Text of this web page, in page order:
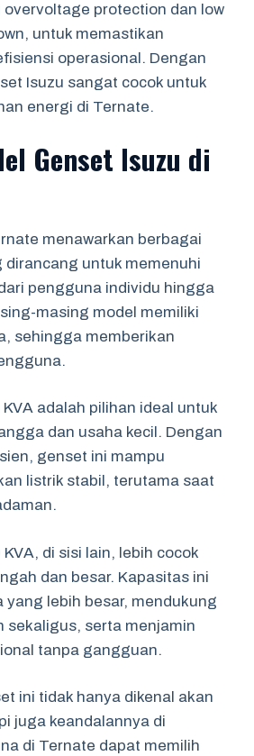
overvoltage protection dan low
untuk memastikan
operasional. Dengan
Isuzu sangat cocok untuk
energi di Ternate.
Genset Isuzu di
menawarkan berbagai
dirancang untuk memenuhi
pengguna individu hingga
masing model memiliki
sehingga memberikan
adalah pilihan ideal untuk
dan usaha kecil. Dengan
genset ini mampu
listrik stabil, terutama saat
di sisi lain, lebih cocok
dan besar. Kapasitas ini
yang lebih besar, mendukung
sekaligus, serta menjamin
tanpa gangguan.
ini tidak hanya dikenal akan
juga keandalannya di
di Ternate dapat memilih